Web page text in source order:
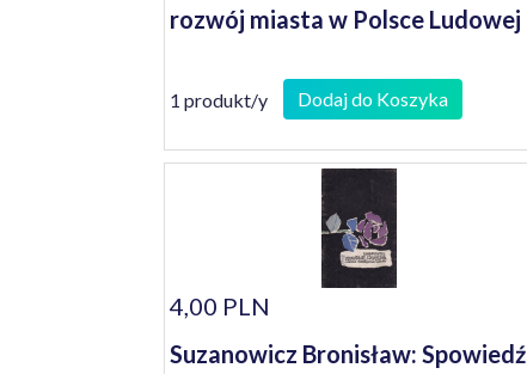
rozwój miasta w Polsce Ludowej
1 produkt/y Dodaj do Koszyka
4,00 PLN
Suzanowicz Bronisław: Spowiedź